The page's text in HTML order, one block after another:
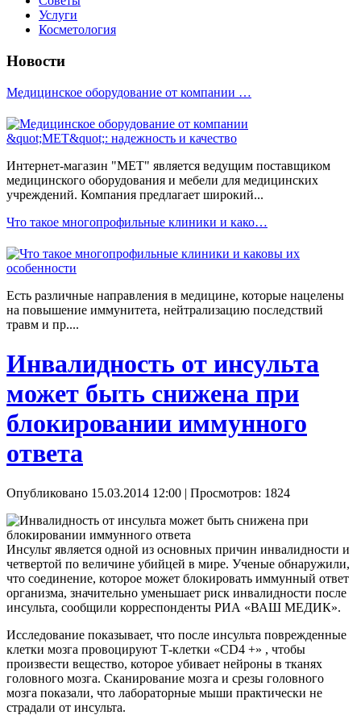
Услуги
Косметология
Новости
Медицинское оборудование от компании …
Интернет-магазин "МЕТ" является ведущим поставщиком
медицинского оборудования и мебели для медицинских
учреждений. Компания предлагает широкий...
Что такое многопрофильные клиники и како…
Есть различные направления в медицине, которые нацелены
на повышение иммунитета, нейтрализацию последствий
травм и пр....
Инвалидность от инсульта
может быть снижена при
блокировании иммунного
ответа
Опубликовано 15.03.2014 12:00 | Просмотров: 1824
Инсульт является одной из основных причин инвалидности и
четвертой по величине убийцей в мире. Ученые обнаружили,
что соединение, которое может блокировать иммунный ответ
организма, значительно уменьшает риск инвалидности после
инсульта, сообщили корреспонденты РИА «ВАШ МЕДИК».
Исследование показывает, что после инсульта поврежденные
клетки мозга провоцируют Т-клетки «CD4 +» , чтобы
произвести вещество, которое убивает нейроны в тканях
головного мозга. Сканирование мозга и срезы головного
мозга показали, что лабораторные мыши практически не
страдали от инсульта.